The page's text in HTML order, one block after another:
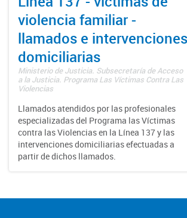
violencia familiar -
llamados e intervenciones
domiciliarias
Ministerio de Justicia. Subsecretaría de Acceso
a la Justicia. Programa Las Víctimas Contra Las
Violencias
Llamados atendidos por las profesionales
especializadas del Programa las Víctimas
contra las Violencias en la Línea 137 y las
intervenciones domiciliarias efectuadas a
partir de dichos llamados.